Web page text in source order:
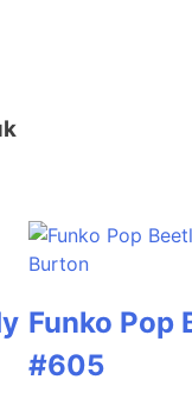
Funko Pop
#605